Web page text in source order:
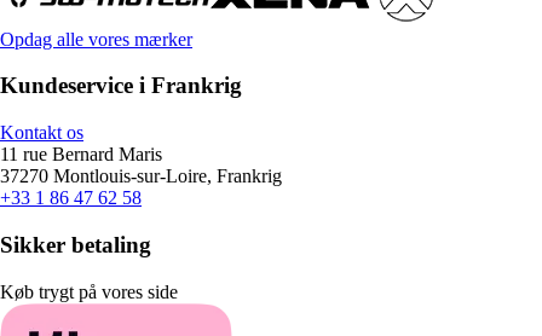
Opdag alle vores mærker
Kundeservice i Frankrig
Kontakt os
11 rue Bernard Maris
37270 Montlouis-sur-Loire, Frankrig
+33 1 86 47 62 58
Sikker betaling
Køb trygt på vores side